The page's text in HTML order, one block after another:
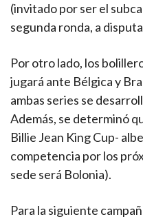
(invitado por ser el
segunda ronda, a
Por otro lado, los
jugará ante Bélgica y
ambas series se
Además, se determinó
Billie Jean King Cup-
competencia por los
sede será Bolonia).
Para la siguiente